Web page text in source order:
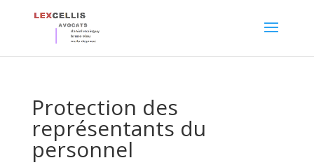
Protection des
représentants du
personnel